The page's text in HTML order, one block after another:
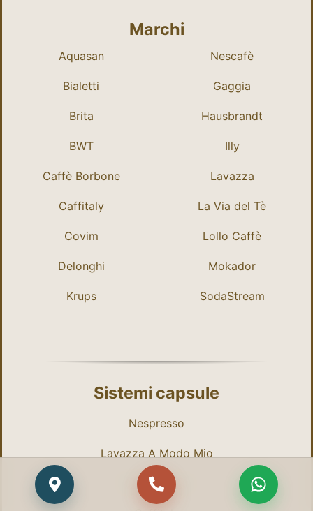
Marchi
Aquasan
Bialetti
Brita
BWT
Caffè Borbone
Caffitaly
Covim
Delonghi
Krups
Nescafè
Gaggia
Hausbrandt
Illy
Lavazza
La Via del Tè
Lollo Caffè
Mokador
SodaStream
Sistemi capsule
Nespresso
Lavazza A Modo Mio
Dolce Gusto